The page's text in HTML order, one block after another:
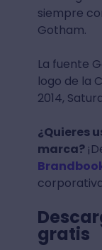
siempre
Gotham.
La fuente
logo de la
2014,
¿Quieres
marca?
gratis